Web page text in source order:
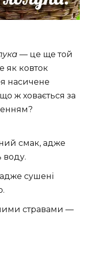
— це ще той
як ковток
насичене
ж ховається за
смак, адже
воду.
сушені
стравами —